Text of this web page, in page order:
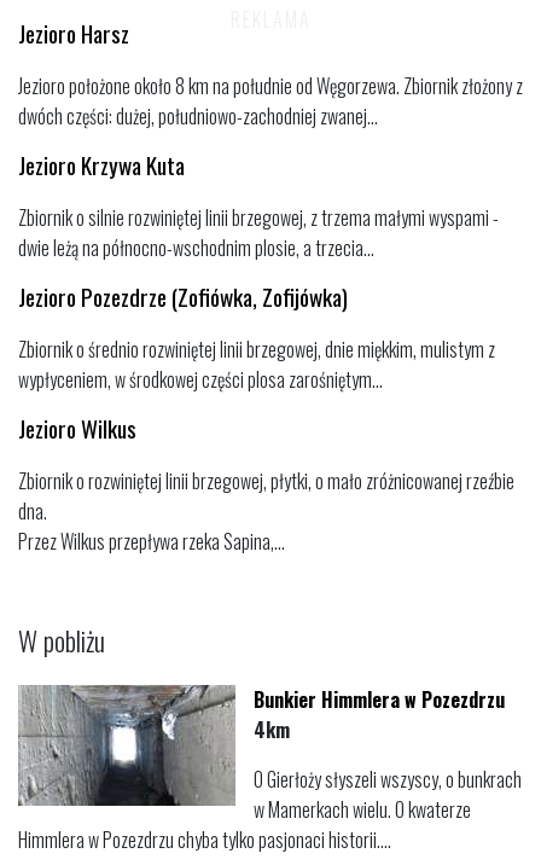
Jezioro Harsz
Jezioro położone około 8 km na południe od Węgorzewa. Zbiornik złożony z
dwóch części: dużej, południowo-zachodniej zwanej...
Jezioro Krzywa Kuta
Zbiornik o silnie rozwiniętej linii brzegowej, z trzema małymi wyspami -
dwie leżą na północno-wschodnim plosie, a trzecia...
Jezioro Pozezdrze (Zofiówka, Zofijówka)
Zbiornik o średnio rozwiniętej linii brzegowej, dnie miękkim, mulistym z
wypłyceniem, w środkowej części plosa zarośniętym...
Jezioro Wilkus
Zbiornik o rozwiniętej linii brzegowej, płytki, o mało zróżnicowanej rzeźbie
dna.
Przez Wilkus przepływa rzeka Sapina,...
W pobliżu
Bunkier Himmlera w Pozezdrzu
4km
O Gierłoży słyszeli wszyscy, o bunkrach
w Mamerkach wielu. O kwaterze
Himmlera w Pozezdrzu chyba tylko pasjonaci historii....